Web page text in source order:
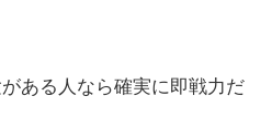
ある人なら確実に即戦力だ